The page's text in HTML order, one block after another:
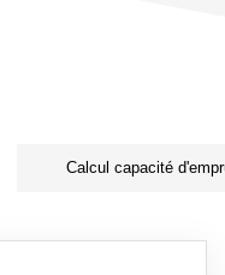
Calcul capacité